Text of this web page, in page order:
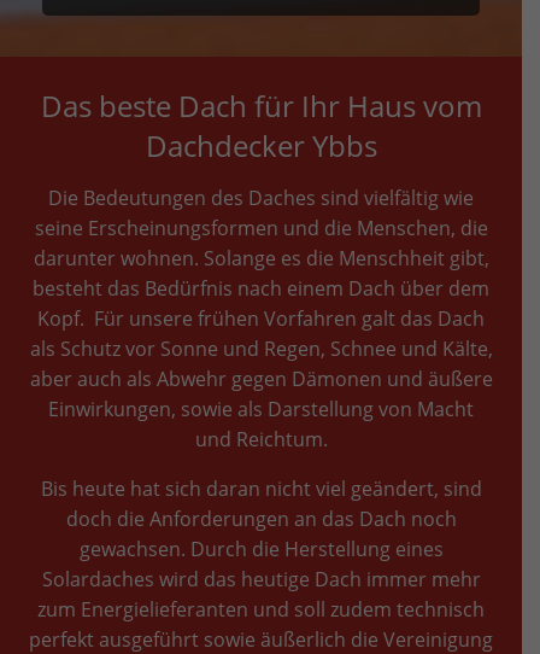
Das beste Dach für Ihr Haus vom
Dachdecker Ybbs
Die Bedeutungen des Daches sind vielfältig wie
seine Erscheinungsformen und die Menschen, die
darunter wohnen. Solange es die Menschheit gibt,
besteht das Bedürfnis nach einem Dach über dem
Kopf. Für unsere frühen Vorfahren galt das Dach
als Schutz vor Sonne und Regen, Schnee und Kälte,
aber auch als Abwehr gegen Dämonen und äußere
Einwirkungen, sowie als Darstellung von Macht
und Reichtum.
Bis heute hat sich daran nicht viel geändert, sind
doch die Anforderungen an das Dach noch
gewachsen. Durch die Herstellung eines
Solardaches wird das heutige Dach immer mehr
zum Energielieferanten und soll zudem technisch
perfekt ausgeführt sowie äußerlich die Vereinigung